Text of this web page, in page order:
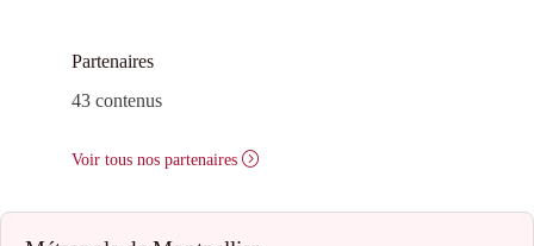
Partenaires
43 contenus
Voir tous nos partenaires